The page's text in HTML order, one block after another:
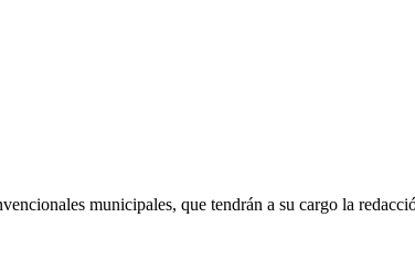
municipales, que tendrán a su cargo la